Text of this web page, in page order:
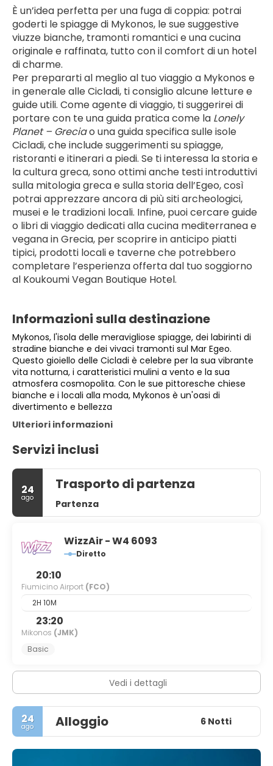
È un’idea perfetta per una fuga di coppia: potrai
goderti le spiagge di Mykonos, le sue suggestive
viuzze bianche, tramonti romantici e una cucina
originale e raffinata, tutto con il comfort di un hotel
di charme.
Per prepararti al meglio al tuo viaggio a Mykonos e
in generale alle Cicladi, ti consiglio alcune letture e
guide utili. Come agente di viaggio, ti suggerirei di
portare con te una guida pratica come la Lonely
Planet – Grecia o una guida specifica sulle isole
Cicladi, che include suggerimenti su spiagge,
ristoranti e itinerari a piedi. Se ti interessa la storia e
la cultura greca, sono ottimi anche testi introduttivi
sulla mitologia greca e sulla storia dell’Egeo, così
potrai apprezzare ancora di più siti archeologici,
musei e le tradizioni locali. Infine, puoi cercare guide
o libri di viaggio dedicati alla cucina mediterranea e
vegana in Grecia, per scoprire in anticipo piatti
tipici, prodotti locali e taverne che potrebbero
completare l’esperienza offerta dal tuo soggiorno
al Koukoumi Vegan Boutique Hotel.
Informazioni sulla destinazione
Mykonos, l'isola delle meravigliose spiagge, dei labirinti di
stradine bianche e dei vivaci tramonti sul Mar Egeo.
Questo gioiello delle Cicladi è celebre per la sua vibrante
vita notturna, i caratteristici mulini a vento e la sua
atmosfera cosmopolita. Con le sue pittoresche chiese
bianche e i locali alla moda, Mykonos è un'oasi di
divertimento e bellezza
Ulteriori informazioni
Servizi inclusi
24
ago
Trasporto di partenza
Partenza
WizzAir - W4 6093
Diretto
20:10
Fiumicino Airport (FCO)
2H 10M
23:20
Mikonos (JMK)
Basic
Vedi i dettagli
24
ago Alloggio 6 Notti